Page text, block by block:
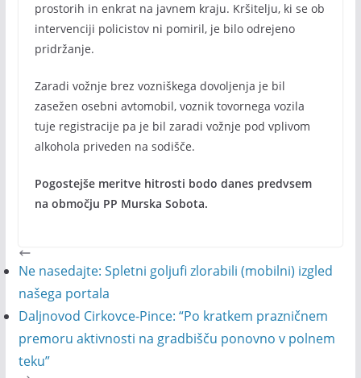
prostorih in enkrat na javnem kraju. Kršitelju, ki se ob
intervenciji policistov ni pomiril, je bilo odrejeno
pridržanje.
Zaradi vožnje brez vozniškega dovoljenja je bil
zasežen osebni avtomobil, voznik tovornega vozila
tuje registracije pa je bil zaradi vožnje pod vplivom
alkohola priveden na sodišče.
Pogostejše meritve hitrosti bodo danes predvsem
na območju PP Murska Sobota.
Ne nasedajte: Spletni goljufi zlorabili (mobilni) izgled
našega portala
Daljnovod Cirkovce-Pince: “Po kratkem prazničnem
premoru aktivnosti na gradbišču ponovno v polnem
teku”